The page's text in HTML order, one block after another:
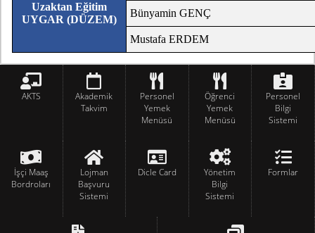
Uzaktan Eğitim
UYGAR (DÜZEM)
Bünyamin GENÇ
Mustafa ERDEM
AKTS
Akademik
Takvim
Personel
Yemek
Menüsü
Öğrenci
Yemek
Menüsü
Personel
Bilgi
Sistemi
İşçi Maaş
Bordroları
Lojman
Başvuru
Sistemi
Dicle Card
Yönetim
Bilgi
Sistemi
Formlar